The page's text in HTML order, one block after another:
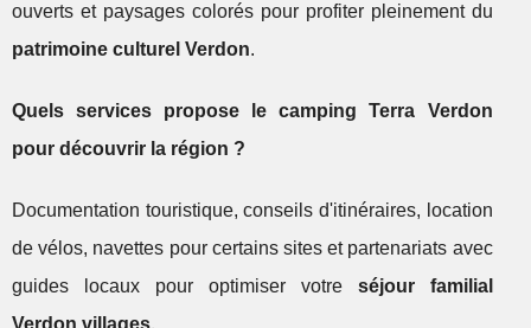
ouverts et paysages colorés pour profiter pleinement du
patrimoine culturel Verdon.
Quels services propose le camping Terra Verdon
pour découvrir la région ?
Documentation touristique, conseils d'itinéraires, location
de vélos, navettes pour certains sites et partenariats avec
guides locaux pour optimiser votre séjour familial